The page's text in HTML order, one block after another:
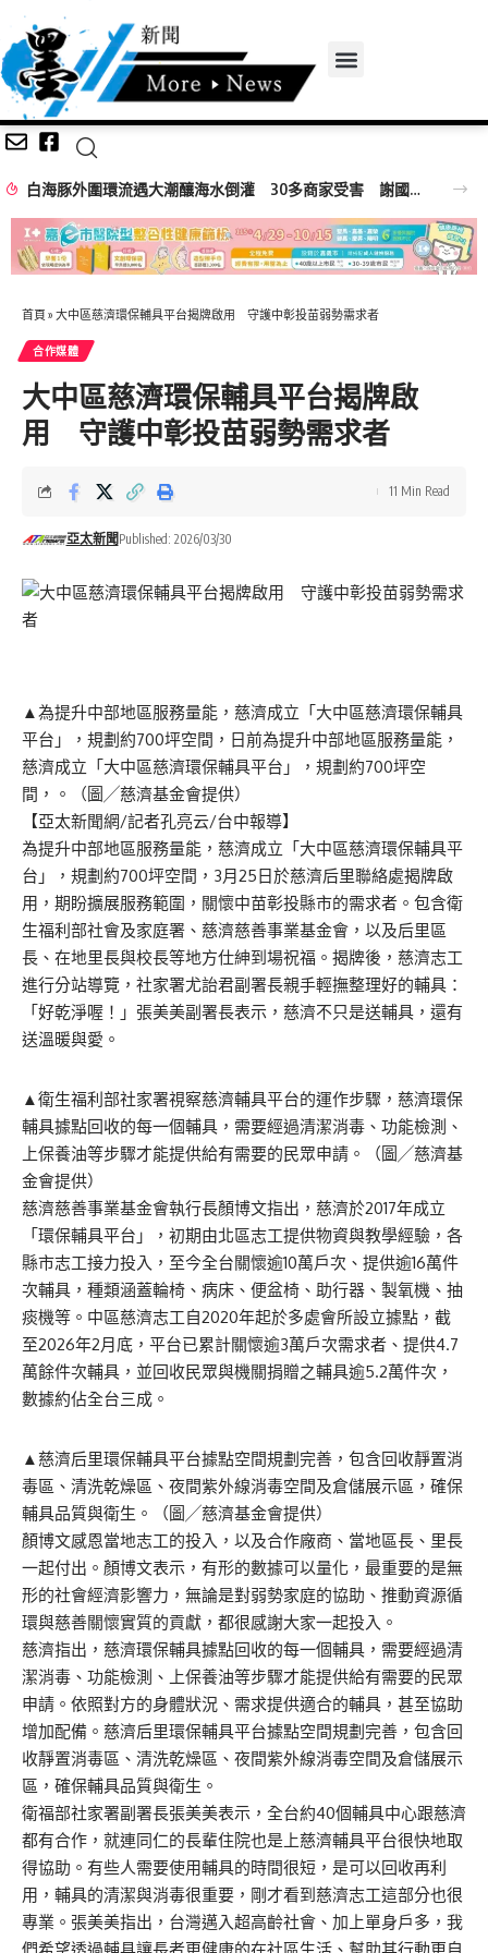
白海豚外圍環流遇大潮釀海水倒灌 30多商家受害 謝國樑親赴慰問
首頁 » 大中區慈濟環保輔具平台揭牌啟用 守護中彰投苗弱勢需求者
合作媒體
大中區慈濟環保輔具平台揭牌啟
用 守護中彰投苗弱勢需求者
亞太新聞 Published: 2026/03/30
11 Min Read
▲為提升中部地區服務量能，慈濟成立「大中區慈濟環保輔具
平台」，規劃約700坪空間，日前為提升中部地區服務量能，
慈濟成立「大中區慈濟環保輔具平台」，規劃約700坪空
間，。（圖╱慈濟基金會提供）
【亞太新聞網/記者孔亮云/台中報導】
為提升中部地區服務量能，慈濟成立「大中區慈濟環保輔具平
台」，規劃約700坪空間，3月25日於慈濟后里聯絡處揭牌啟
用，期盼擴展服務範圍，關懷中苗彰投縣市的需求者。包含衛
生福利部社會及家庭署、慈濟慈善事業基金會，以及后里區
長、在地里長與校長等地方仕紳到場祝福。揭牌後，慈濟志工
進行分站導覽，社家署尤詒君副署長親手輕撫整理好的輔具：
「好乾淨喔！」張美美副署長表示，慈濟不只是送輔具，還有
送溫暖與愛。
▲衛生福利部社家署視察慈濟輔具平台的運作步驟，慈濟環保
輔具據點回收的每一個輔具，需要經過清潔消毒、功能檢測、
上保養油等步驟才能提供給有需要的民眾申請。（圖╱慈濟基
金會提供）
慈濟慈善事業基金會執行長顏博文指出，慈濟於2017年成立
「環保輔具平台」，初期由北區志工提供物資與教學經驗，各
縣市志工接力投入，至今全台關懷逾10萬戶次、提供逾16萬件
次輔具，種類涵蓋輪椅、病床、便盆椅、助行器、製氧機、抽
痰機等。中區慈濟志工自2020年起於多處會所設立據點，截
至2026年2月底，平台已累計關懷逾3萬戶次需求者、提供4.7
萬餘件次輔具，並回收民眾與機關捐贈之輔具逾5.2萬件次，
數據約佔全台三成。
▲慈濟后里環保輔具平台據點空間規劃完善，包含回收靜置消
毒區、清洗乾燥區、夜間紫外線消毒空間及倉儲展示區，確保
輔具品質與衛生。（圖╱慈濟基金會提供）
顏博文感恩當地志工的投入，以及合作廠商、當地區長、里長
一起付出。顏博文表示，有形的數據可以量化，最重要的是無
形的社會經濟影響力，無論是對弱勢家庭的協助、推動資源循
環與慈善關懷實質的貢獻，都很感謝大家一起投入。
慈濟指出，慈濟環保輔具據點回收的每一個輔具，需要經過清
潔消毒、功能檢測、上保養油等步驟才能提供給有需要的民眾
申請。依照對方的身體狀況、需求提供適合的輔具，甚至協助
增加配備。慈濟后里環保輔具平台據點空間規劃完善，包含回
收靜置消毒區、清洗乾燥區、夜間紫外線消毒空間及倉儲展示
區，確保輔具品質與衛生。
衛福部社家署副署長張美美表示，全台約40個輔具中心跟慈濟
都有合作，就連同仁的長輩住院也是上慈濟輔具平台很快地取
得協助。有些人需要使用輔具的時間很短，是可以回收再利
用，輔具的清潔與消毒很重要，剛才看到慈濟志工這部分也很
專業。張美美指出，台灣邁入超高齡社會、加上單身戶多，我